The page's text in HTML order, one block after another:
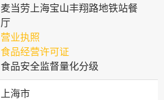
麦当劳上海宝山丰翔路地铁站餐
厅
营业执照
食品经营许可证
食品安全监督量化分级
上海市